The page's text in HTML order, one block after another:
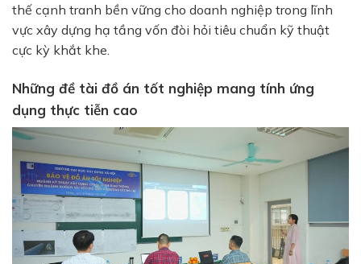
thế cạnh tranh bền vững cho doanh nghiệp trong lĩnh
vực xây dựng hạ tầng vốn đòi hỏi tiêu chuẩn kỹ thuật
cực kỳ khắt khe.
Những đề tài đồ án tốt nghiệp mang tính ứng
dụng thực tiễn cao